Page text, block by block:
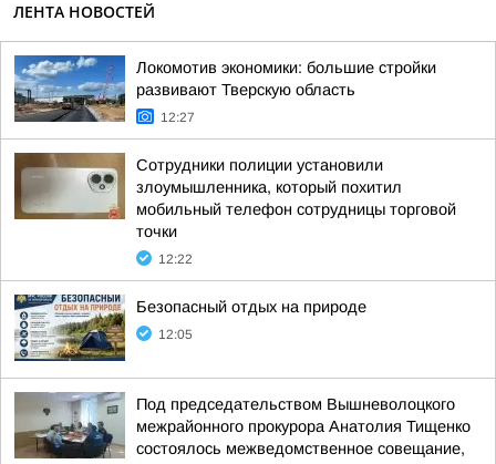
ЛЕНТА НОВОСТЕЙ
Локомотив экономики: большие стройки
развивают Тверскую область
12:27
Сотрудники полиции установили
злоумышленника, который похитил
мобильный телефон сотрудницы торговой
точки
12:22
Безопасный отдых на природе
12:05
Под председательством Вышневолоцкого
межрайонного прокурора Анатолия Тищенко
состоялось межведомственное совещание,